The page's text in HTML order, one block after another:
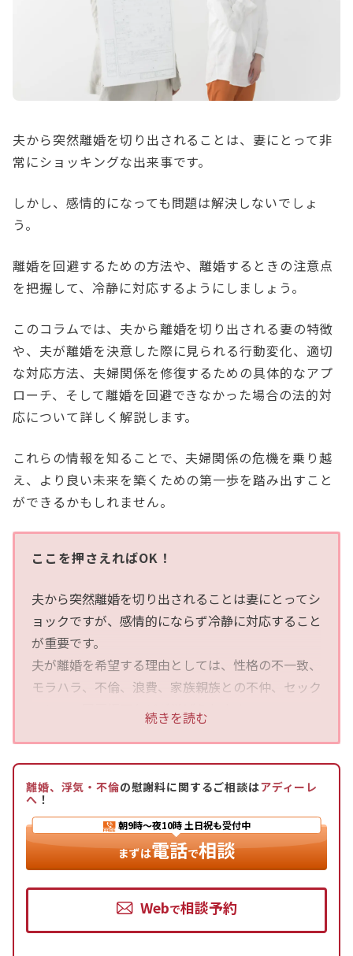
夫から突然離婚を切り出されることは、妻にとって非
常にショッキングな出来事です。
しかし、感情的になっても問題は解決しないでしょ
う。
離婚を回避するための方法や、離婚するときの注意点
を把握して、冷静に対応するようにしましょう。
このコラムでは、夫から離婚を切り出される妻の特徴
や、夫が離婚を決意した際に見られる行動変化、適切
な対応方法、夫婦関係を修復するための具体的なアプ
ローチ、そして離婚を回避できなかった場合の法的対
応について詳しく解説します。
これらの情報を知ることで、夫婦関係の危機を乗り越
え、より良い未来を築くための第一歩を踏み出すこと
ができるかもしれません。
ここを押さえればOK！
夫から突然離婚を切り出されることは妻にとってシ
ョックですが、感情的にならず冷静に対応すること
が重要です。
夫が離婚を希望する理由としては、性格の不一致、
モラハラ、不倫、浪費、家族親族との不仲、セック
スレス、同居拒否などが挙げられます。
い、親族関係の不和、自分勝手な行動、モラハラ気
質などがあります。
夫が離婚を決意すると、家に帰るのが遅くなる、話
をしなくなる、スマホばかり見る、お金の使い方が
変わる、小さなことでイライラする、家族と過ごす
時間が減るといった行動変化が見られます。
続きを読む
離婚、浮気・不倫の慰謝料に関するご相談はアディーレ
へ ！
朝9時〜夜10時 土日祝も受付中
まずは電話で相談
Webで相談予約